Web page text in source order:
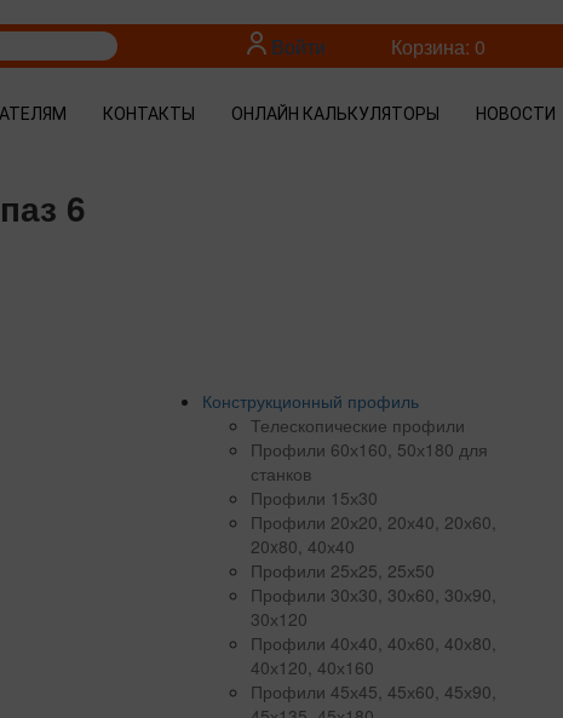
Войти Корзина: 0
КОНТАКТЫ ОНЛАЙН КАЛЬКУЛЯТОРЫ НОВОСТИ
6
Конструкционный профиль
Телескопические профили
Профили 60х160, 50х180 для
станков
Профили 15х30
Профили 20х20, 20х40, 20х60,
20x80, 40х40
Профили 25х25, 25х50
Профили 30х30, 30х60, 30х90,
30х120
Профили 40х40, 40х60, 40х80,
40х120, 40х160
Профили 45х45, 45х60, 45х90,